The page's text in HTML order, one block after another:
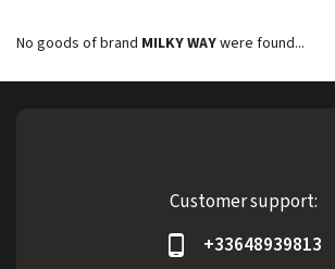
No goods of brand MILKY WAYwere found...
Customer support:
+33648939813